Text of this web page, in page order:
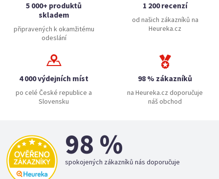
5 000+ produktů
skladem
připravených k okamžitému
odeslání
1 200 recenzí
od našich zákazníků na
Heureka.cz
4 000 výdejních míst
po celé České republice a
Slovensku
98 % zákazníků
na Heureka.cz doporučuje
náš obchod
98 %
spokojených zákazníků nás doporučuje